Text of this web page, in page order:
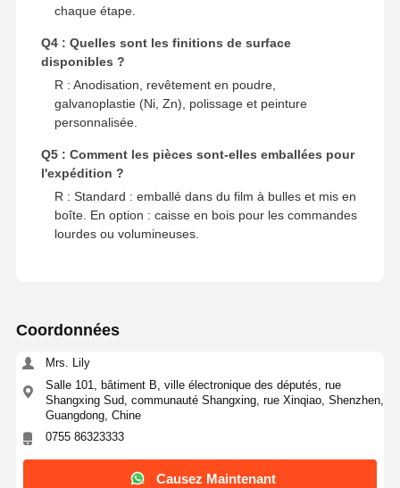
chaque étape.
Q4 : Quelles sont les finitions de surface
disponibles ?
R : Anodisation, revêtement en poudre,
galvanoplastie (Ni, Zn), polissage et peinture
personnalisée.
Q5 : Comment les pièces sont-elles emballées pour
l'expédition ?
R : Standard : emballé dans du film à bulles et mis en
boîte. En option : caisse en bois pour les commandes
lourdes ou volumineuses.
Coordonnées
Mrs. Lily
Salle 101, bâtiment B, ville électronique des députés, rue
Shangxing Sud, communauté Shangxing, rue Xinqiao, Shenzhen,
Guangdong, Chine
0755 86323333
Causez Maintenant